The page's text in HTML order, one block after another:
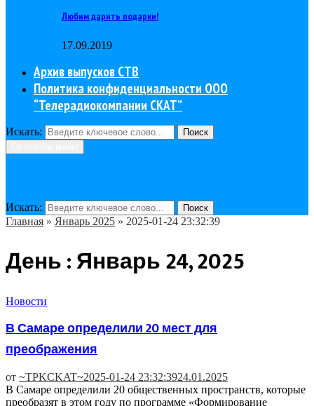
Любим дарить подарки!
17.09.2019
Архив выпусков СТВ
Политика конфиденциальности ООО
“Телерадиокомпании СКАТ”
Искать:
Поиск
Искать: Поиск
Главная » Январь 2025 » 2025-01-24 23:32:39
День : Январь 24, 2025
Новости
В Самаре определили 20 мест для
преображения
от ~TPKCKAT~2025-01-24 23:32:3924.01.2025
В Самаре определили 20 общественных пространств, которые
преобразят в этом году по программе «Формирование